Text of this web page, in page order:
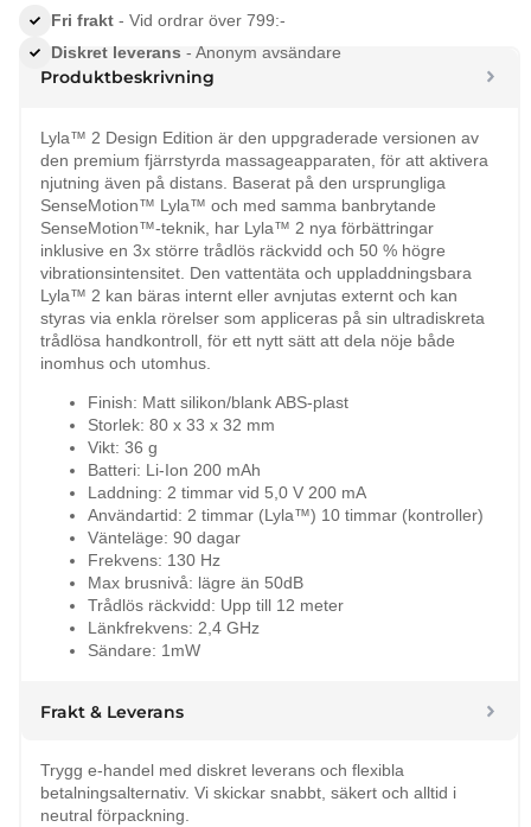
Fri frakt - Vid ordrar över 799:-
Diskret leverans - Anonym avsändare
Produktbeskrivning
Lyla™ 2 Design Edition är den uppgraderade versionen av
den premium fjärrstyrda massageapparaten, för att aktivera
njutning även på distans. Baserat på den ursprungliga
SenseMotion™ Lyla™ och med samma banbrytande
SenseMotion™-teknik, har Lyla™ 2 nya förbättringar
inklusive en 3x större trådlös räckvidd och 50 % högre
vibrationsintensitet. Den vattentäta och uppladdningsbara
Lyla™ 2 kan bäras internt eller avnjutas externt och kan
styras via enkla rörelser som appliceras på sin ultradiskreta
trådlösa handkontroll, för ett nytt sätt att dela nöje både
inomhus och utomhus.
Finish: Matt silikon/blank ABS-plast
Storlek: 80 x 33 x 32 mm
Vikt: 36 g
Batteri: Li-Ion 200 mAh
Laddning: 2 timmar vid 5,0 V 200 mA
Användartid: 2 timmar (Lyla™) 10 timmar (kontroller)
Vänteläge: 90 dagar
Frekvens: 130 Hz
Max brusnivå: lägre än 50dB
Trådlös räckvidd: Upp till 12 meter
Länkfrekvens: 2,4 GHz
Sändare: 1mW
Frakt & Leverans
Trygg e-handel med diskret leverans och flexibla
betalningsalternativ. Vi skickar snabbt, säkert och alltid i
neutral förpackning.